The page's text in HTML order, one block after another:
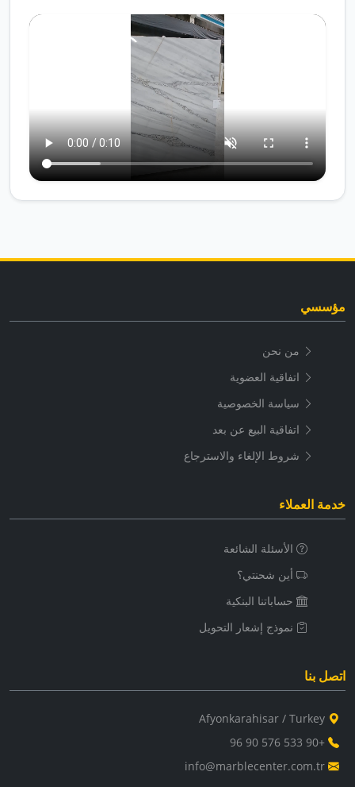
مؤسسي
من نحن
اتفاقية العضوية
سياسة الخصوصية
اتفاقية البيع عن بعد
شروط الإلغاء والاسترجاع
خدمة العملاء
الأسئلة الشائعة
أين شحنتي؟
حساباتنا البنكية
نموذج إشعار التحويل
اتصل بنا
+90 533 576 90 96